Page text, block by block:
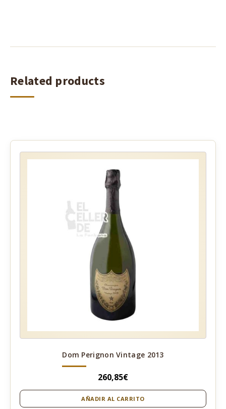
Related products
Dom Perignon Vintage 2013
260,85€
AÑADIR AL CARRITO